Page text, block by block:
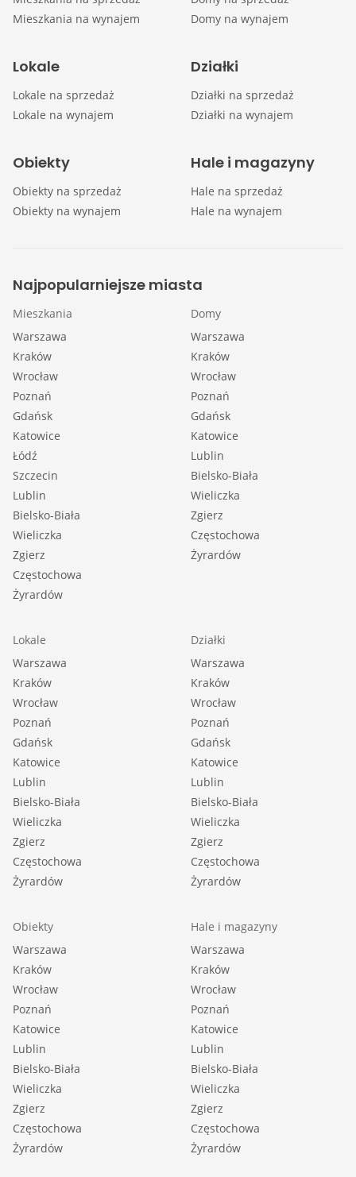
Mieszkania na wynajem
Domy na wynajem
Lokale
Lokale na sprzedaż
Lokale na wynajem
Działki
Działki na sprzedaż
Działki na wynajem
Obiekty
Obiekty na sprzedaż
Obiekty na wynajem
Hale i magazyny
Hale na sprzedaż
Hale na wynajem
Najpopularniejsze miasta
Mieszkania
Warszawa
Kraków
Wrocław
Poznań
Gdańsk
Katowice
Łódź
Szczecin
Lublin
Bielsko-Biała
Wieliczka
Zgierz
Częstochowa
Żyrardów
Domy
Warszawa
Kraków
Wrocław
Poznań
Gdańsk
Katowice
Lublin
Bielsko-Biała
Wieliczka
Zgierz
Częstochowa
Żyrardów
Lokale
Warszawa
Kraków
Wrocław
Poznań
Gdańsk
Katowice
Lublin
Bielsko-Biała
Wieliczka
Zgierz
Częstochowa
Żyrardów
Działki
Warszawa
Kraków
Wrocław
Poznań
Gdańsk
Katowice
Lublin
Bielsko-Biała
Wieliczka
Zgierz
Częstochowa
Żyrardów
Obiekty
Warszawa
Kraków
Wrocław
Poznań
Katowice
Lublin
Bielsko-Biała
Wieliczka
Zgierz
Częstochowa
Żyrardów
Hale i magazyny
Warszawa
Kraków
Wrocław
Poznań
Katowice
Lublin
Bielsko-Biała
Wieliczka
Zgierz
Częstochowa
Żyrardów